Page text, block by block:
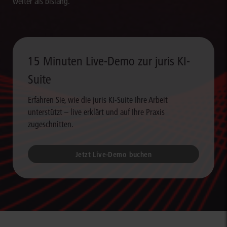
15 Minuten Live-Demo zur juris KI-
Suite
Erfahren Sie, wie die juris KI-Suite Ihre Arbeit
unterstützt – live erklärt und auf Ihre Praxis
zugeschnitten.
Jetzt Live-Demo buchen